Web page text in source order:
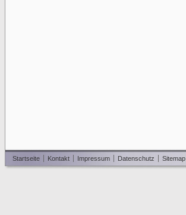
Startseite Kontakt Impressum Datenschutz Sitemap